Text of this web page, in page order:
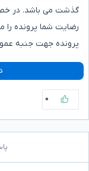
گذشت می باشد. در
رضایت شما پرونده را
پرونده جهت جنبه
۰